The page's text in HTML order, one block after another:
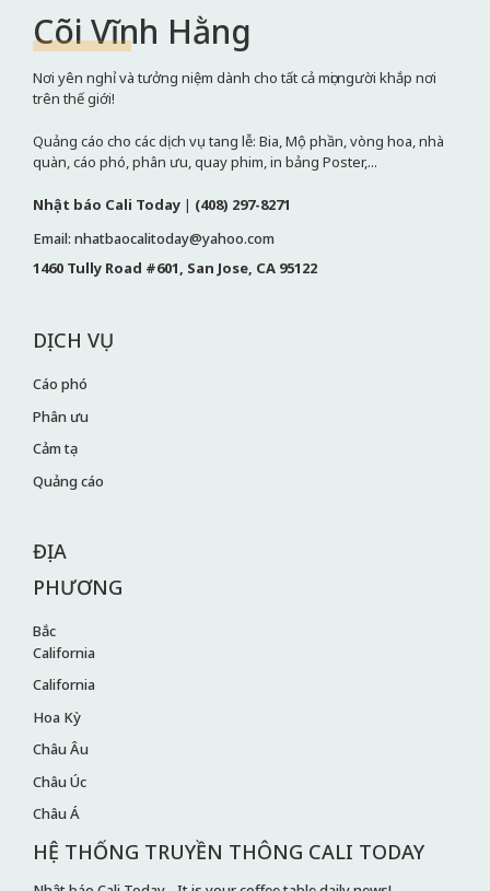
Cõi Vĩnh Hằng
Nơi yên nghỉ và tưởng niệm dành cho tất cả mọi người khắp nơi
trên thế giới!
Quảng cáo cho các dịch vụ tang lễ: Bia, Mộ phần, vòng hoa, nhà
quàn, cáo phó, phân ưu, quay phim, in bảng Poster,...
Nhật báo Cali Today | (408) 297-8271
Email: nhatbaocalitoday@yahoo.com
1460 Tully Road #601, San Jose, CA 95122
DỊCH VỤ
Cáo phó
Phân ưu
Cảm tạ
Quảng cáo
ĐỊA
PHƯƠNG
Bắc
California
California
Hoa Kỳ
Châu Âu
Châu Úc
Châu Á
HỆ THỐNG TRUYỀN THÔNG CALI TODAY